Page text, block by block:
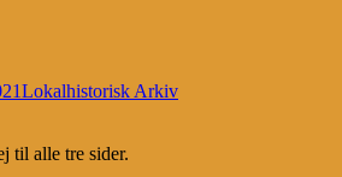
Lokalhistorisk Arkiv
til alle tre sider.